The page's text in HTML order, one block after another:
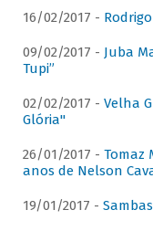
16/02/2017 -
09/02/2017 - Juba
Tupi”
02/02/2017 - Velha
Glória"
26/01/2017 - Tomaz
anos de Nelson
19/01/2017 -